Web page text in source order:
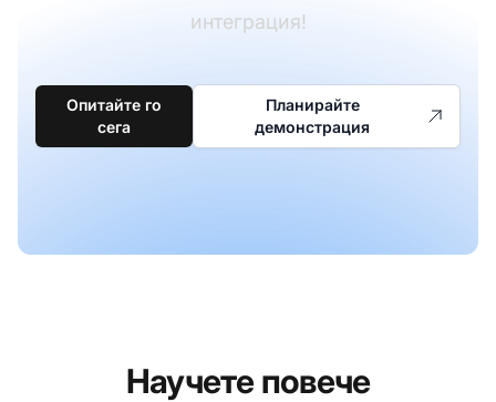
интеграция!
Опитайте го
сега
Планирайте
демонстрация
Научете повече